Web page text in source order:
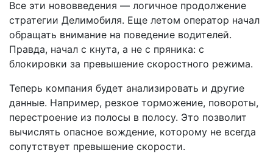
Все эти нововведения — логичное продолжение
стратегии Делимобиля. Еще летом оператор начал
обращать внимание на поведение водителей.
Правда, начал с кнута, а не с пряника: с
блокировки за превышение скоростного режима.
Теперь компания будет анализировать и другие
данные. Например, резкое торможение, повороты,
перестроение из полосы в полосу. Это позволит
вычислять опасное вождение, которому не всегда
сопутствует превышение скорости.